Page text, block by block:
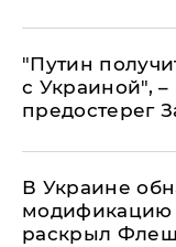
"Путин
с Украиной",
предостерег
В Украине
модификацию
раскрыл Флеш